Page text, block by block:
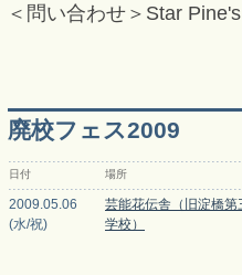
＜問い合わせ＞Star
廃校フェス2009
日付 場所
2009.05.06
(水/祝)
芸能花伝舎（旧淀橋第
学校）